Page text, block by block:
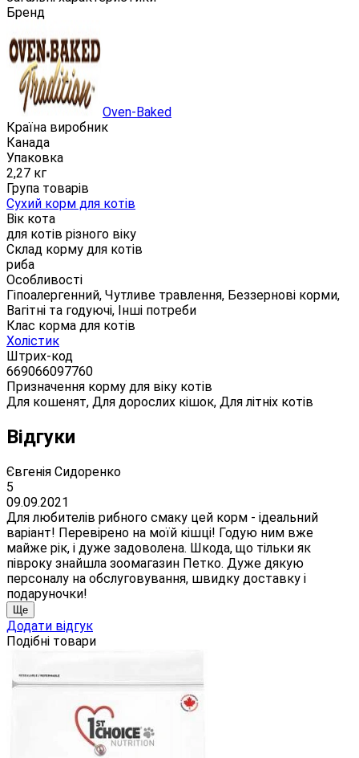
Бренд
Oven-Baked
Країна виробник
Канада
Упаковка
2,27 кг
Група товарів
Сухий корм для котів
Вік кота
для котів різного віку
Склад корму для котів
риба
Особливості
Гіпоалергенний, Чутливе травлення, Беззернові корми,
Вагітні та годуючі, Інші потреби
Клас корма для котів
Холістик
Штрих-код
669066097760
Призначення корму для віку котів
Для кошенят, Для дорослих кішок, Для літніх котів
Відгуки
Євгенія Сидоренко
5
09.09.2021
Для любителів рибного смаку цей корм - ідеальний
варіант! Перевірено на моїй кішці! Годую ним вже
майже рік, і дуже задоволена. Шкода, що тільки як
півроку знайшла зоомагазин Петко. Дуже дякую
персоналу на обслуговування, швидку доставку і
подаруночки!
Ще
Додати відгук
Подібні товари